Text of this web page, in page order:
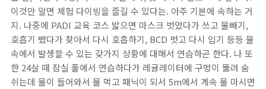
이것만 알면 체험 다이빙을 즐길 수 있다는. 아주 기본에 속하는 거
지. 나중에 PADI 교육 코스 밟으면 마스크 벗었다가 쓰고 물빼기,
호흡기 뺐다가 찾아서 다시 호흡하기, BCD 벗고 다시 입기 등등 물
속에서 발생할 수 있는 갖가지 상황에 대해서 연습하곤 한다. 나 또
한 24살 때 잠실 풀에서 연습하다가 레귤레이터에 구멍이 뚫려 숨
쉬는데 물이 들어와서 물 먹고 패닉이 되서 5m에서 계속 물 마시면